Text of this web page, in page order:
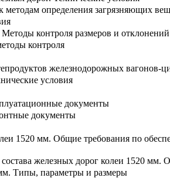
определения загрязняющих
контроля размеров и
контроля
железнодорожных вагонов-
условия
документы
документы
1520 мм. Общие требования по
железных дорог колеи 1520 мм.
Типы, параметры и размеры